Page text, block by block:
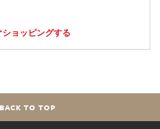
ョッピングする
BACK TO TOP